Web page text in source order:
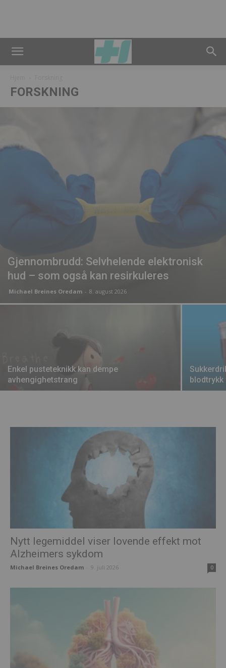
FORSKNING
Gjennombrudd: Selvhelende elektronisk
hud – som også kan resirkuleres
Michael Breines Oredam - 8. august 2026
Enkel pusteteknikk kan dempe
avhengighetstrang
Nytt legemiddel viser lovende effekt mot
Alzheimers sykdom
Michael Breines Oredam 9. juli 2026 0